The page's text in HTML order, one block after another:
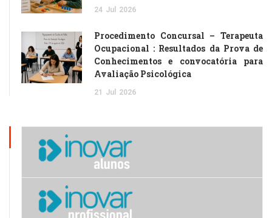
24 Jul 2026
Procedimento Concursal – Terapeuta
Ocupacional : Resultados da Prova de
Conhecimentos e convocatória para
Avaliação Psicológica
21 Jul 2026